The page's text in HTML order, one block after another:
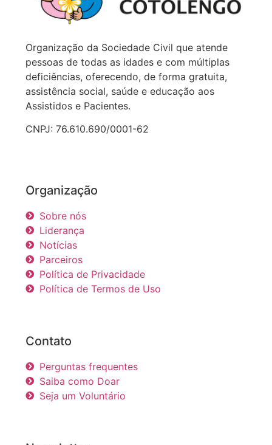
Organização da Sociedade Civil que atende
pessoas de todas as idades e com múltiplas
deficiências, oferecendo, de forma gratuita,
assistência social, saúde e educação aos
Assistidos e Pacientes.
CNPJ: 76.610.690/0001-62
Organização
Sobre nós
Liderança
Notícias
Parceiros
Política de Privacidade
Política de Termos de Uso
Contato
Perguntas frequentes
Saiba como Doar
Seja um Voluntário